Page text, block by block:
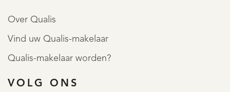
Over Qualis
Vind uw Qualis-makelaar
Qualis-makelaar worden?
VOLG ONS